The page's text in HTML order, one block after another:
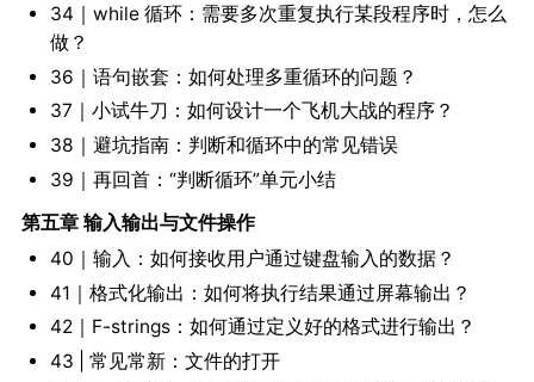
34｜while 循环：需要多次重复执行某段程序时，怎么
做？
36｜语句嵌套：如何处理多重循环的问题？
37｜小试牛刀：如何设计一个飞机大战的程序？
38｜避坑指南：判断和循环中的常见错误
39｜再回首：“判断循环”单元小结
第五章 输入输出与文件操作
40｜输入：如何接收用户通过键盘输入的数据？
41｜格式化输出：如何将执行结果通过屏幕输出？
42｜F-strings：如何通过定义好的格式进行输出？
43 | 常见常新：文件的打开